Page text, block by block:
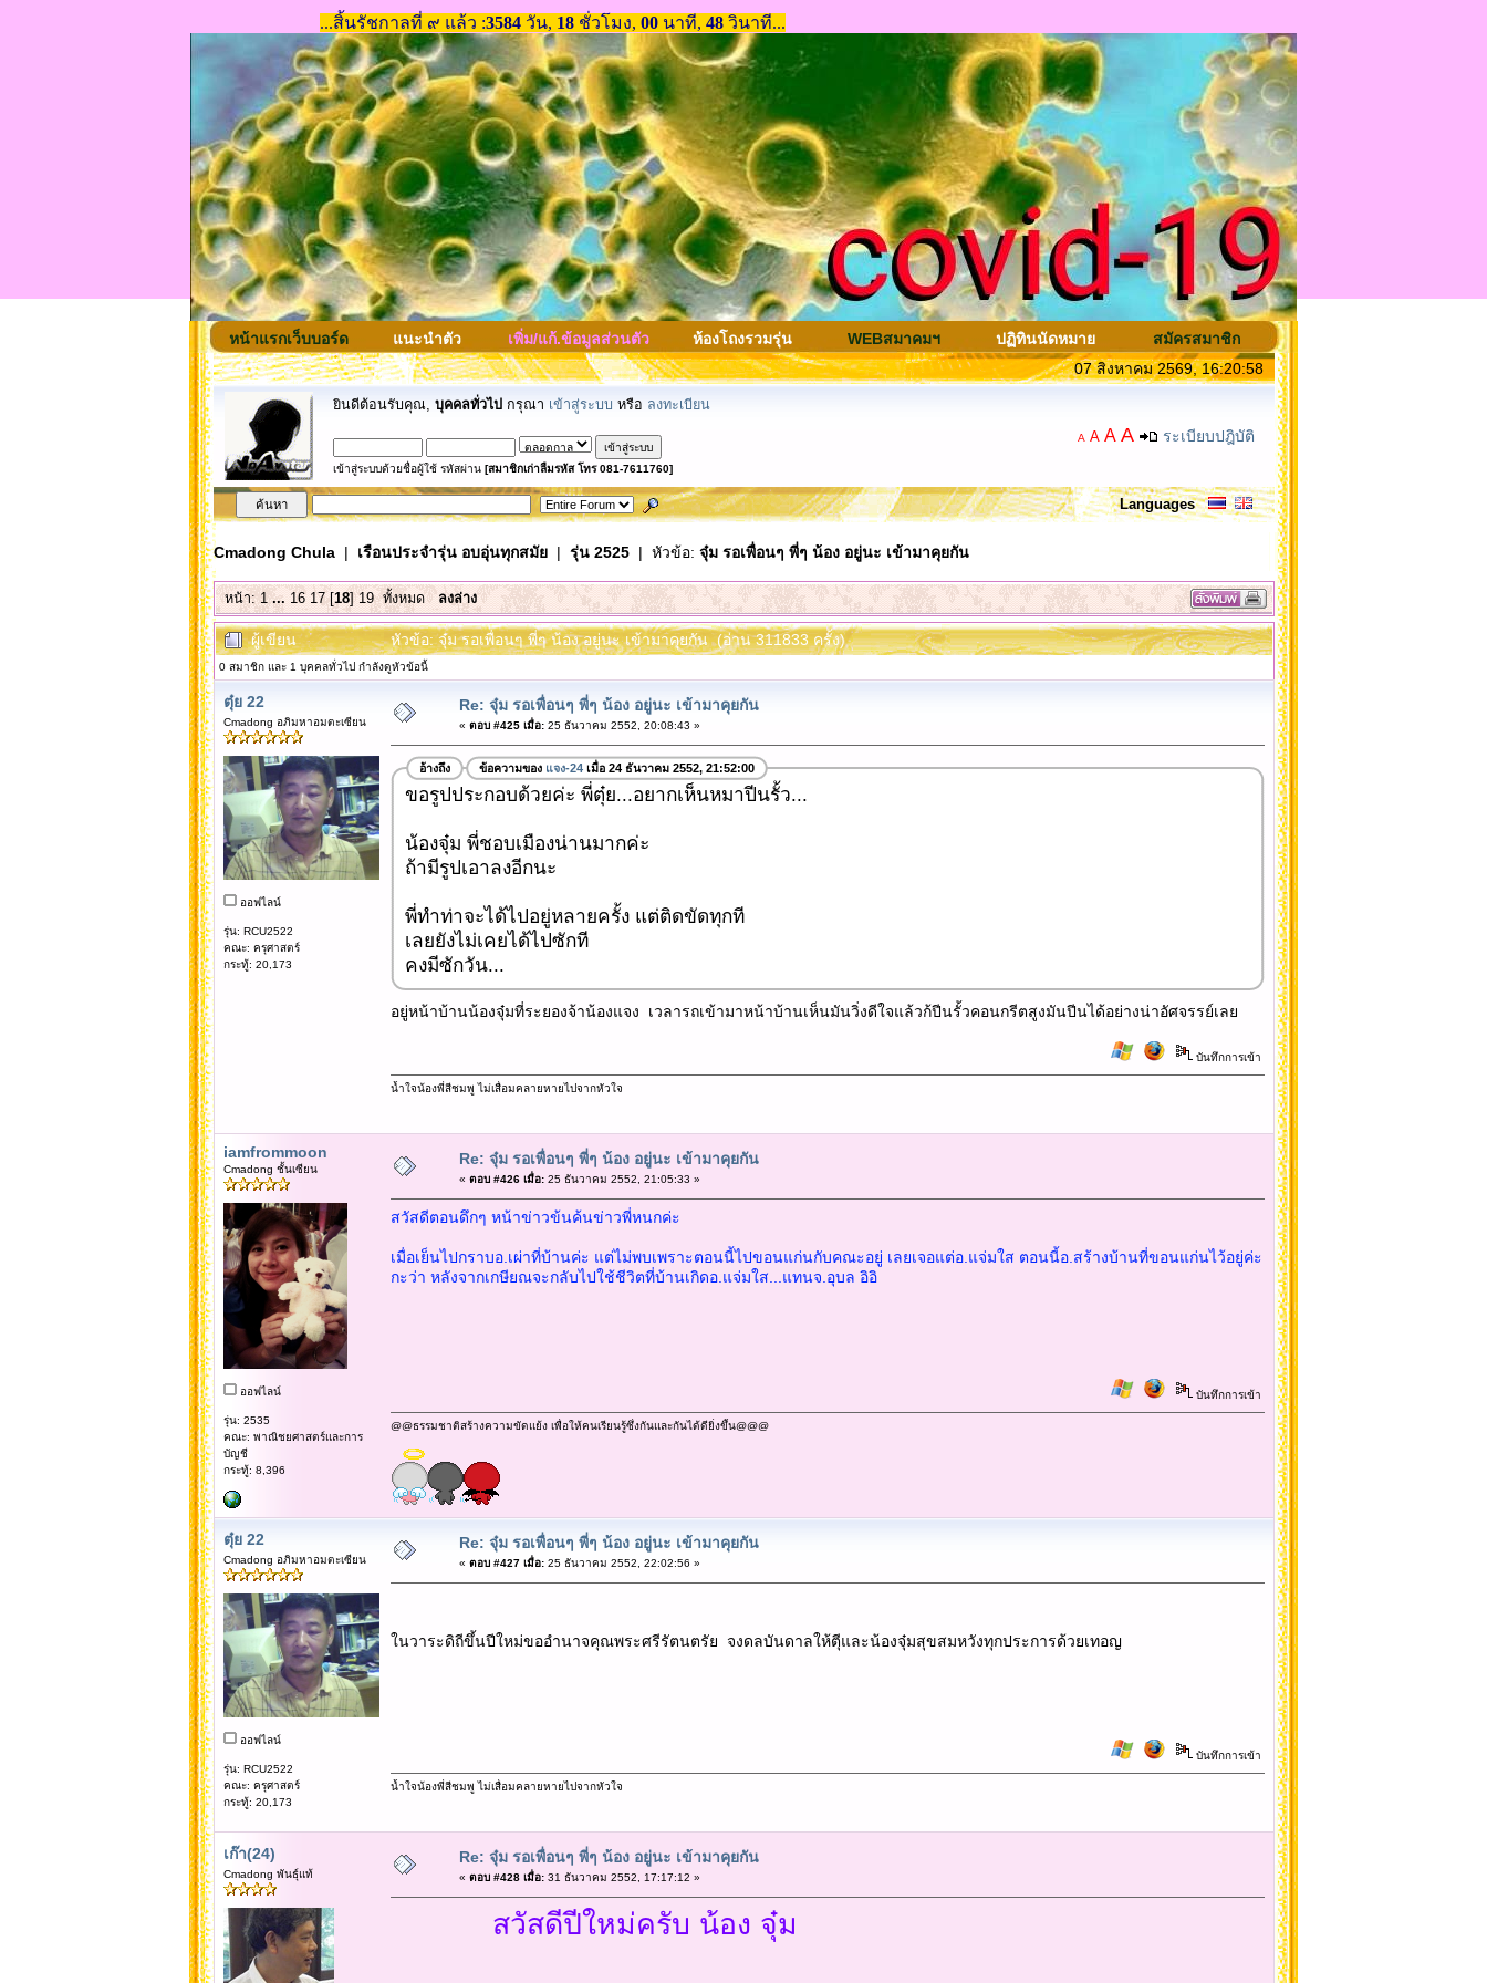
หน้าแรกเว็บบอร์ด แนะนำตัว เพิ่ม/แก้.ข้อมูลส่วนตัว ห้องโถงรวมรุ่น WEBสมาคมฯ ปฏิทินนัดหมาย
สมัครสมาชิก
07 สิงหาคม 2569, 16:20:58
ยินดีต้อนรับคุณ, บุคคลทั่วไป กรุณา เข้าสู่ระบบ หรือ ลงทะเบียน
เข้าสู่ระบบด้วยชื่อผู้ใช้ รหัสผ่าน [สมาชิกเก่าลืมรหัส โทร 081-7611760]
A A A A ระเบียบปฎิบัติ
Languages
Cmadong Chula| เรือนประจำรุ่น อบอุ่นทุกสมัย| รุ่น 2525| หัวข้อ: จุ๋ม รอเพื่อนๆ พี่ๆ น้อง อยู่นะ เข้ามาคุยกัน
หน้า:1 ... 16 17[18]19 ทั้งหมด ลงล่าง
ผู้เขียน หัวข้อ: จุ๋ม รอเพื่อนๆ พี่ๆ น้อง อยู่นะ เข้ามาคุยกัน (อ่าน 311833 ครั้ง)
0 สมาชิก และ 1 บุคคลทั่วไป กำลังดูหัวข้อนี้
ตุ๋ย 22
Cmadong อภิมหาอมตะเซียน
ออฟไลน์
รุ่น: RCU2522
คณะ: ครุศาสตร์
กระทู้: 20,173
Re: จุ๋ม รอเพื่อนๆ พี่ๆ น้อง อยู่นะ เข้ามาคุยกัน
« ตอบ #425 เมื่อ:25 ธันวาคม 2552, 20:08:43 »
อ้างถึง ข้อความของ แจง-24เมื่อ 24 ธันวาคม 2552, 21:52:00
ขอรูปประกอบด้วยค่ะ พี่ตุ๋ย...อยากเห็นหมาปีนรั้ว...
น้องจุ๋ม พี่ชอบเมืองน่านมากค่ะ
ถ้ามีรูปเอาลงอีกนะ
พี่ทำท่าจะได้ไปอยู่หลายครั้ง แต่ติดขัดทุกที
เลยยังไม่เคยได้ไปซักที
คงมีซักวัน...
อยู่หน้าบ้านน้องจุ๋มที่ระยองจ้าน้องแจง เวลารถเข้ามาหน้าบ้านเห็นมันวิ่งดีใจแล้วก้ปีนรั้วคอนกรีตสูงมันปีนได้อย่างน่าอัศจรรย์เลย
บันทึกการเข้า
น้ำใจน้องพี่สีชมพู ไม่เสื่อมคลายหายไปจากหัวใจ
iamfrommoon
Cmadong ชั้นเซียน
ออฟไลน์
รุ่น: 2535
คณะ: พาณิชยศาสตร์และการ
บัญชี
กระทู้: 8,396
Re: จุ๋ม รอเพื่อนๆ พี่ๆ น้อง อยู่นะ เข้ามาคุยกัน
« ตอบ #426 เมื่อ:25 ธันวาคม 2552, 21:05:33 »
สวัสดีตอนดึกๆ หน้าข่าวข้นค้นข่าวพี่หนกค่ะ
เมื่อเย็นไปกราบอ.เผ่าที่บ้านค่ะ แต่ไม่พบเพราะตอนนี้ไปขอนแก่นกับคณะอยู่ เลยเจอแต่อ.แจ่มใส ตอนนี้อ.สร้างบ้านที่ขอนแก่นไว้อยู่ค่ะ
กะว่า หลังจากเกษียณจะกลับไปใช้ชีวิตที่บ้านเกิดอ.แจ่มใส...แทนจ.อุบล อิอิ
บันทึกการเข้า
@@ธรรมชาติสร้างความขัดแย้ง เพื่อให้คนเรียนรู้ซึ่งกันและกันได้ดียิ่งขึ้น@@@
ตุ๋ย 22
Cmadong อภิมหาอมตะเซียน
ออฟไลน์
รุ่น: RCU2522
คณะ: ครุศาสตร์
กระทู้: 20,173
Re: จุ๋ม รอเพื่อนๆ พี่ๆ น้อง อยู่นะ เข้ามาคุยกัน
« ตอบ #427 เมื่อ:25 ธันวาคม 2552, 22:02:56 »
ในวาระดิถีขึ้นปีใหม่ขออำนาจคุณพระศรีรัตนตรัย จงดลบันดาลให้ตุีและน้องจุ๋มสุขสมหวังทุกประการด้วยเทอญ
บันทึกการเข้า
น้ำใจน้องพี่สีชมพู ไม่เสื่อมคลายหายไปจากหัวใจ
เก๊า(24)
Cmadong พันธุ์แท้
Re: จุ๋ม รอเพื่อนๆ พี่ๆ น้อง อยู่นะ เข้ามาคุยกัน
« ตอบ #428 เมื่อ:31 ธันวาคม 2552, 17:17:12 »
สวัสดีปีใหม่ครับ น้อง จุ๋ม